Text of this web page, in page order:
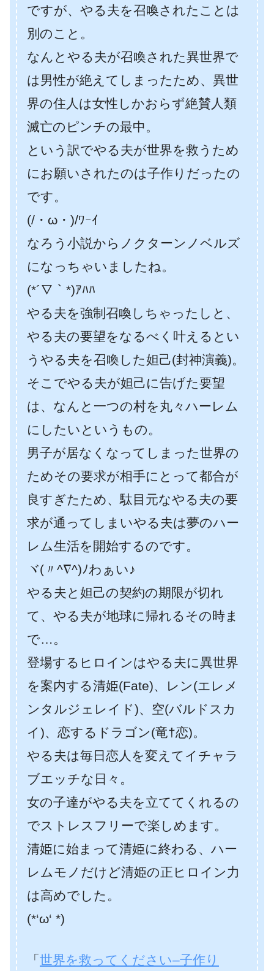
ですが、やる夫を召喚されたことは
別のこと。
なんとやる夫が召喚された異世界で
は男性が絶えてしまったため、異世
界の住人は女性しかおらず絶賛人類
滅亡のピンチの最中。
という訳でやる夫が世界を救うため
にお願いされたのは子作りだったの
です。
(/・ω・)/ﾜｰｲ
なろう小説からノクターンノベルズ
になっちゃいましたね。
(*´∇｀*)ｱﾊﾊ
やる夫を強制召喚しちゃったしと、
やる夫の要望をなるべく叶えるとい
うやる夫を召喚した妲己(封神演義)。
そこでやる夫が妲己に告げた要望
は、なんと一つの村を丸々ハーレム
にしたいというもの。
男子が居なくなってしまった世界の
ためその要求が相手にとって都合が
良すぎたため、駄目元なやる夫の要
求が通ってしまいやる夫は夢のハー
レム生活を開始するのです。
ヾ(〃^∇^)ﾉわぁい♪
やる夫と妲己の契約の期限が切れ
て、やる夫が地球に帰れるその時ま
で…。
登場するヒロインはやる夫に異世界
を案内する清姫(Fate)、レン(エレメ
ンタルジェレイド)、空(バルドスカ
イ)、恋するドラゴン(竜†恋)。
やる夫は毎日恋人を変えてイチャラ
ブエッチな日々。
女の子達がやる夫を立ててくれるの
でストレスフリーで楽しめます。
清姫に始まって清姫に終わる、ハー
レムモノだけど清姫の正ヒロイン力
は高めでした。
(*‘ω‘ *)
「 世界を救ってください–子作り